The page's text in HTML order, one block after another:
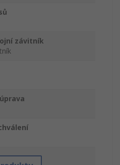
závitník